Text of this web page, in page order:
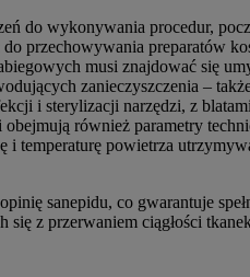
do wykonywania procedur,
przechowywania preparatów
musi znajdować się
zanieczyszczenia –
i sterylizacji narzędzi, z
również parametry
temperaturę powietrza
sanepidu, co gwarantuje
się z przerwaniem ciągłości